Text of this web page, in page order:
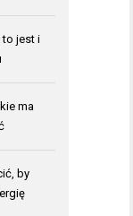
jest i
ma
by